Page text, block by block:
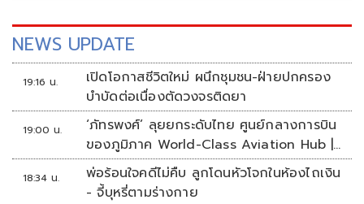
NEWS UPDATE
19:16 น.
เปิดโอกาสชีวิตใหม่ ผนึกชุมชน-ฝ่ายปกครอง
บำบัดต่อเนื่องตัดวงจรติดยา
19:00 น.
‘ภัทรพงศ์’ ลุยยกระดับไทย ศูนย์กลางการบิน
ของภูมิภาค World-Class Aviation Hub |
ห้องข่าวไทยโพสต์สุดสัปดาห์
18:34 น.
พ่อร้อนใจคดีไม่คืบ ลูกโดนหัวโจกในห้องไถเงิน
- จี้บุหรี่ตามร่างกาย